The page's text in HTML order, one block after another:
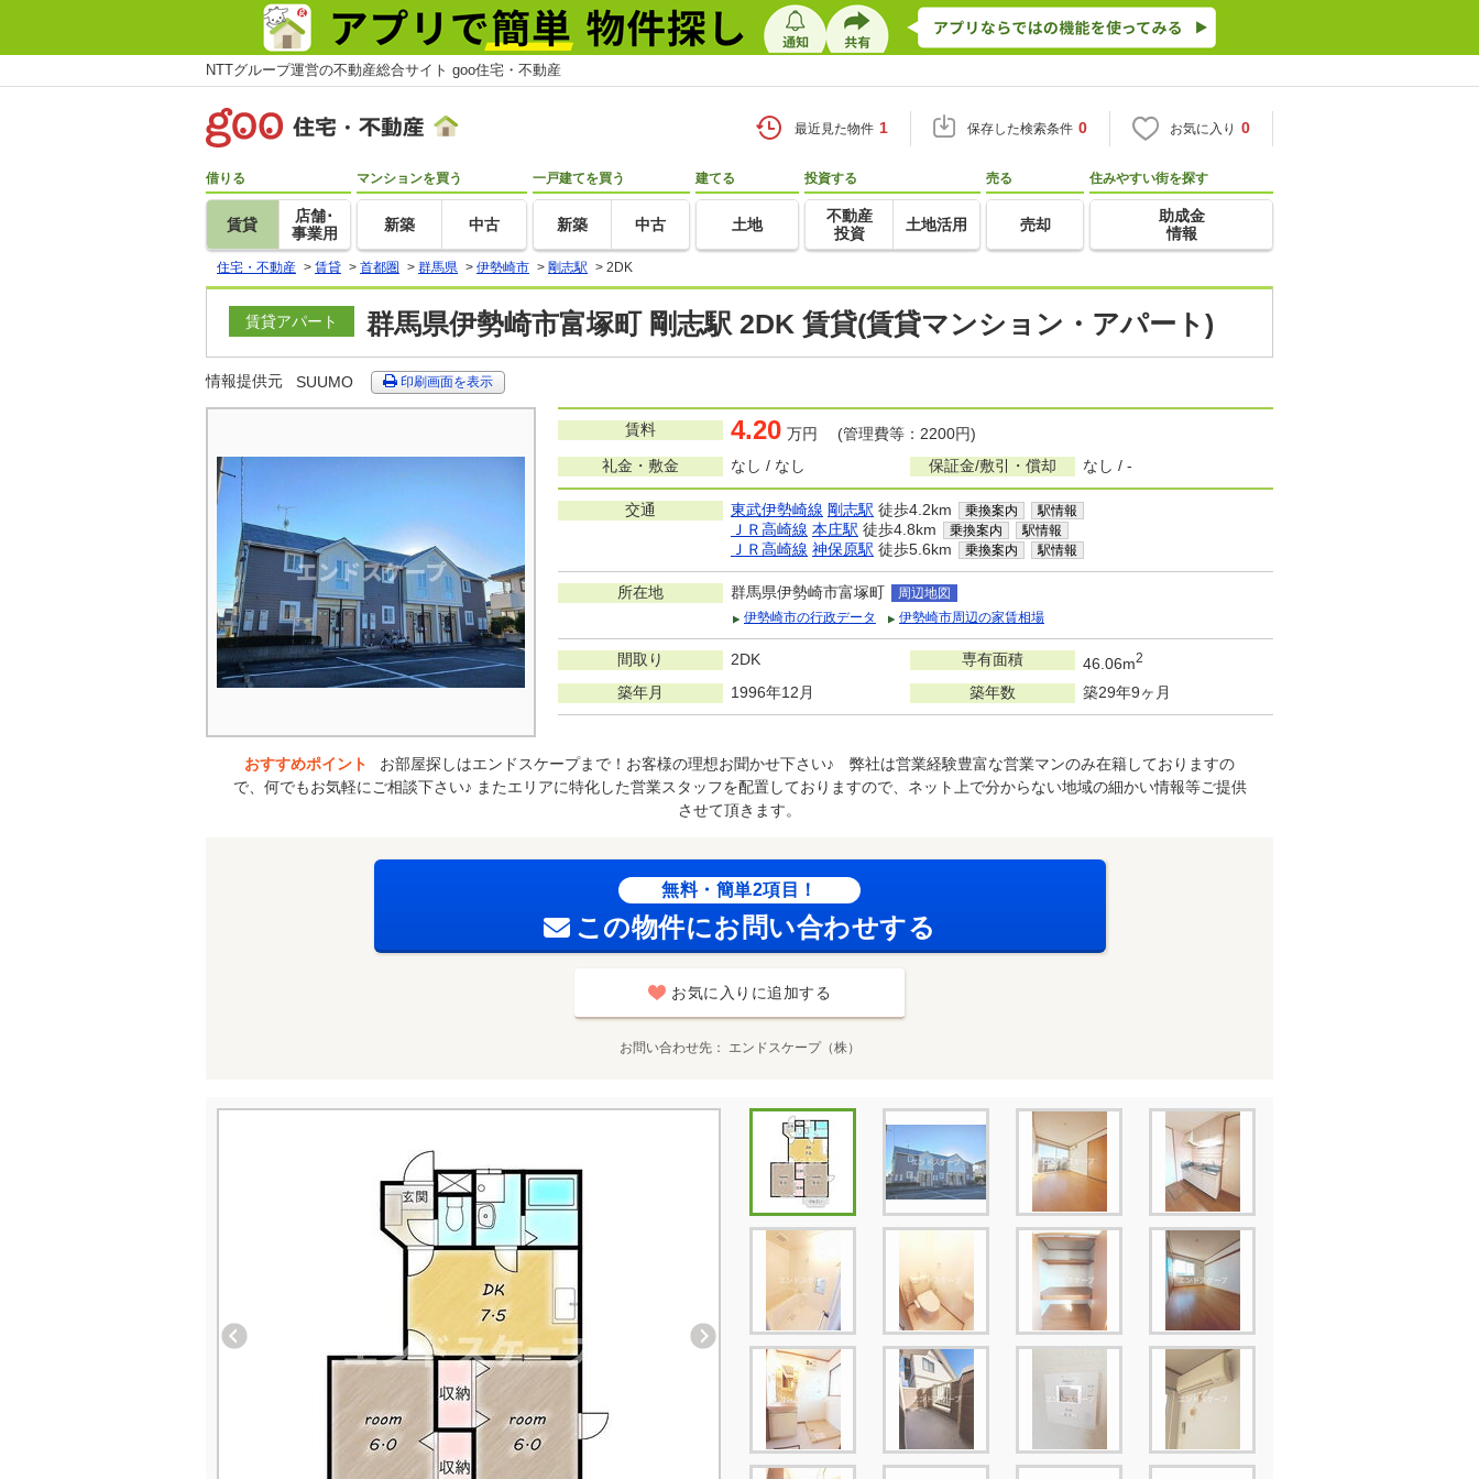
NTTグループ運営の不動産総合サイト goo住宅・不動産
最近見た物件 1 保存した検索条件 0 お気に入り 0
借りる
賃貸
店舗･
事業用
マンションを買う
新築 中古
一戸建てを買う
新築 中古
建てる
土地
投資する
不動産
投資
土地活用
売る
売却
住みやすい街を探す
助成金
情報
住宅・不動産 > 賃貸 > 首都圏 > 群馬県 > 伊勢崎市 > 剛志駅 > 2DK
賃貸アパート 群馬県伊勢崎市富塚町 剛志駅 2DK 賃貸(賃貸マンション・アパート)
情報提供元 SUUMO 印刷画面を表示
賃料 4.20 万円 (管理費等：2200円)
礼金・敷金
なし / なし 保証金/敷引・償却 なし / -
交通 東武伊勢崎線 剛志駅 徒歩4.2km 乗換案内 駅情報
ＪＲ高崎線 本庄駅 徒歩4.8km 乗換案内 駅情報
ＪＲ高崎線 神保原駅 徒歩5.6km 乗換案内 駅情報
所在地 群馬県伊勢崎市富塚町
周辺地図
伊勢崎市の行政データ
伊勢崎市周辺の家賃相場
間取り 2DK 専有面積 46.06m2
築年月 1996年12月 築年数 築29年9ヶ月
おすすめポイント
お部屋探しはエンドスケープまで！お客様の理想お聞かせ下さい♪ 弊社は営業経験豊富な営業マンのみ在籍しておりますの
で、何でもお気軽にご相談下さい♪ またエリアに特化した営業スタッフを配置しておりますので、ネット上で分からない地域の細かい情報等ご提供
させて頂きます。
無料・簡単2項目！
この物件にお問い合わせする
お気に入りに追加する
お問い合わせ先 エンドスケープ（株）